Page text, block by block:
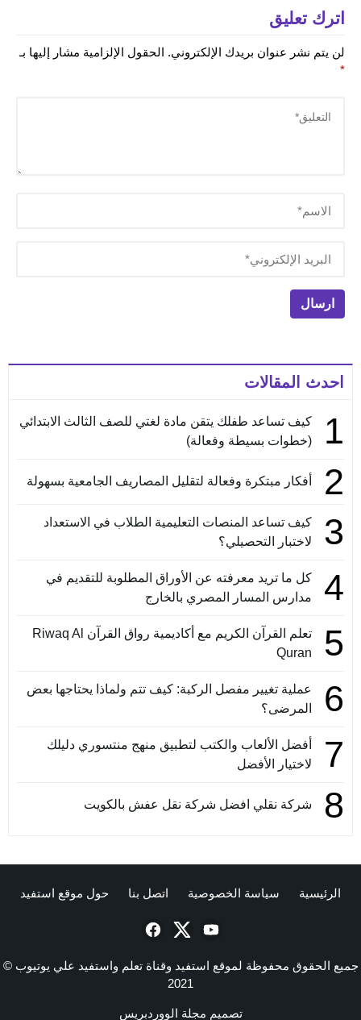
اترك تعليق
لن يتم نشر عنوان بريدك الإلكتروني. الحقول الإلزامية مشار إليها بـ
*
احدث المقالات
1
كيف تساعد طفلك يتقن مادة لغتي للصف الثالث الابتدائي
(خطوات بسيطة وفعالة)
2 أفكار مبتكرة وفعالة لتقليل المصاريف الجامعية بسهولة
3
كيف تساعد المنصات التعليمية الطلاب في الاستعداد
لاختبار التحصيلي؟
4
كل ما تريد معرفته عن الأوراق المطلوبة للتقديم في
مدارس المسار المصري بالخارج
5
تعلم القرآن الكريم مع أكاديمية رواق القرآن Riwaq Al
Quran
6
عملية تغيير مفصل الركبة: كيف تتم ولماذا يحتاجها بعض
المرضى؟
7
أفضل الألعاب والكتب لتطبيق منهج منتسوري دليلك
لاختيار الأفضل
8 شركة نقلي افضل شركة نقل عفش بالكويت
الرئيسية سياسة الخصوصية اتصل بنا حول موقع استفيد
جميع الحقوق محفوظة لموقع استفيد وقناة تعلم واستفيد علي يوتيوب ©
2021
تصميم مجلة الووردبريس